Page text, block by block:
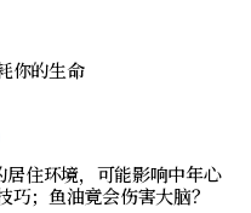
你的生命
住环境，可能影响中年心
巧；鱼油竟会伤害大脑？